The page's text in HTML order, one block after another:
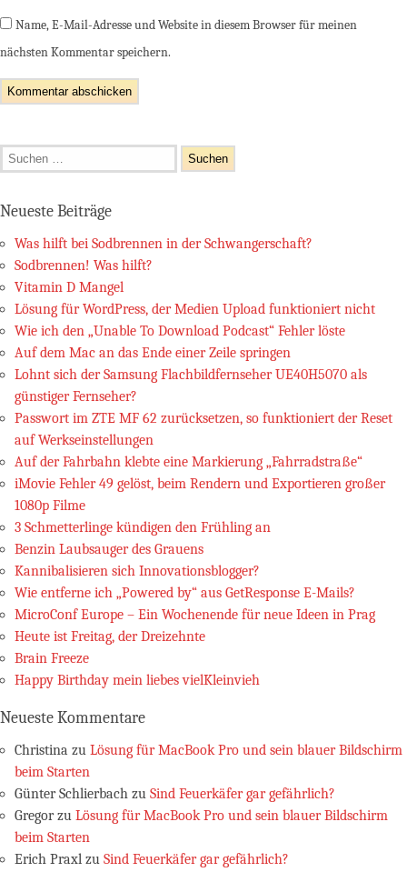
Name, E-Mail-Adresse und Website in diesem Browser für meinen
nächsten Kommentar speichern.
Suchen
nach:
Neueste Beiträge
Was hilft bei Sodbrennen in der Schwangerschaft?
Sodbrennen! Was hilft?
Vitamin D Mangel
Lösung für WordPress, der Medien Upload funktioniert nicht
Wie ich den „Unable To Download Podcast“ Fehler löste
Auf dem Mac an das Ende einer Zeile springen
Lohnt sich der Samsung Flachbildfernseher UE40H5070 als
günstiger Fernseher?
Passwort im ZTE MF 62 zurücksetzen, so funktioniert der Reset
auf Werkseinstellungen
Auf der Fahrbahn klebte eine Markierung „Fahrradstraße“
iMovie Fehler 49 gelöst, beim Rendern und Exportieren großer
1080p Filme
3 Schmetterlinge kündigen den Frühling an
Benzin Laubsauger des Grauens
Kannibalisieren sich Innovationsblogger?
Wie entferne ich „Powered by“ aus GetResponse E-Mails?
MicroConf Europe – Ein Wochenende für neue Ideen in Prag
Heute ist Freitag, der Dreizehnte
Brain Freeze
Happy Birthday mein liebes vielKleinvieh
Neueste Kommentare
Christina zu Lösung für MacBook Pro und sein blauer Bildschirm
beim Starten
Günter Schlierbach zu Sind Feuerkäfer gar gefährlich?
Gregorzu Lösung für MacBook Pro und sein blauer Bildschirm
beim Starten
Erich Praxl zu Sind Feuerkäfer gar gefährlich?